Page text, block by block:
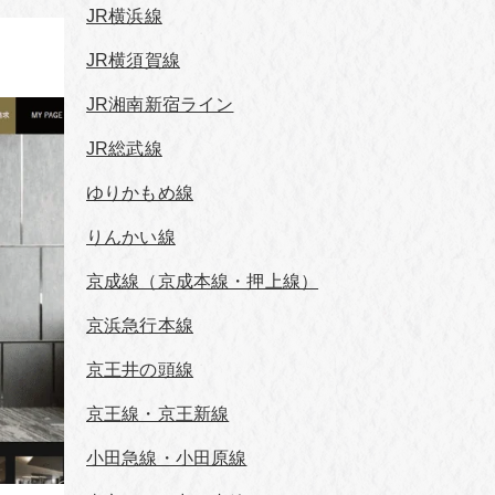
JR横浜線
JR横須賀線
JR湘南新宿ライン
JR総武線
ゆりかもめ線
りんかい線
京成線（京成本線・押上線）
京浜急行本線
京王井の頭線
京王線・京王新線
小田急線・小田原線